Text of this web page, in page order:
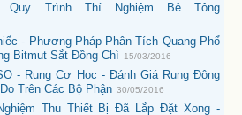
Quy Trình Thí Nghiệm Bê Tông
- Phương Pháp Phân Tích Quang Phổ
Bitmut Sắt Đồng Chì
15/03/2016
- Rung Cơ Học - Đánh Giá Rung Động
Trên Các Bộ Phận 30/05/2016
Thu Thiết Bị Đã Lắp Đặt Xong -